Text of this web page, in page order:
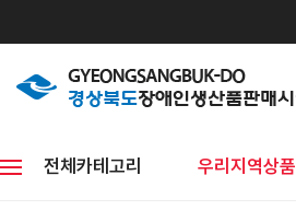
전체카테고리 우리지역상품